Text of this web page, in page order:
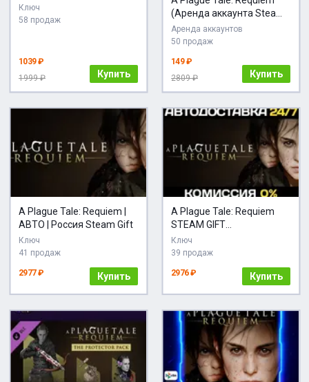
РОССИЯ+КЗ+МИР |
РУССКИЙ ЯЗЫК
Ключ
58 продаж
1039 ₽
1999 ₽
Купить
(Аренда аккаунта Steam)
GFN
Аренда аккаунтов
50 продаж
149 ₽
2809 ₽
Купить
A Plague Tale: Requiem |
АВТО | Россия Steam Gift
Ключ
41 продаж
2977 ₽ Купить
A Plague Tale: Requiem
STEAM GIFT
АВТОДОСТАВКА
Ключ
39 продаж
2976 ₽ Купить